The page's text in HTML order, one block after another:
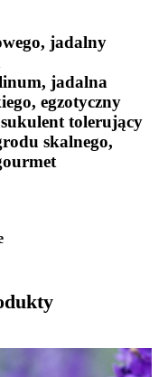
jadalny
jadalna
egzotyczny
tolerujący
skalnego,